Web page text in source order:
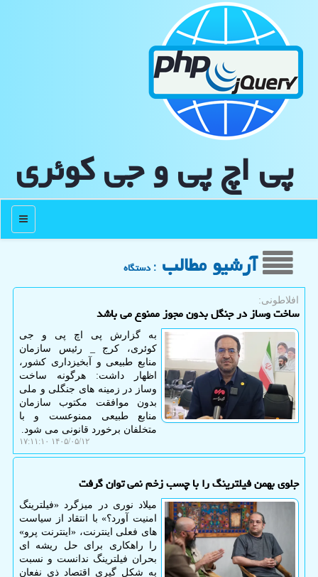
پی اچ پی و جی كوئری
منو
آرشیو مطالب : دستگاه
افلاطونی:
ساخت وساز در جنگل بدون مجوز ممنوع می باشد
به گزارش پی اچ پی و جی
کوئری، کرج _ رئیس سازمان
منابع طبیعی و آبخیزداری کشور،
اظهار داشت: هرگونه ساخت
وساز در زمینه های جنگلی و ملی
بدون موافقت مکتوب سازمان
منابع طبیعی ممنوعست و با
متخلفان برخورد قانونی می شود.
۱۴۰۵/۰۵/۱۲ ۱۷:۱۱:۱۰
جلوی بهمن فیلترینگ را با چسب زخم نمی توان گرفت
میلاد نوری در میزگرد «فیلترینگ
امنیت آورد؟» با انتقاد از سیاست
های فعلی اینترنت، «اینترنت پرو»
را راهکاری برای حل ریشه ای
بحران فیلترینگ ندانست و نسبت
به شکل گیری اقتصاد ذی نفعان